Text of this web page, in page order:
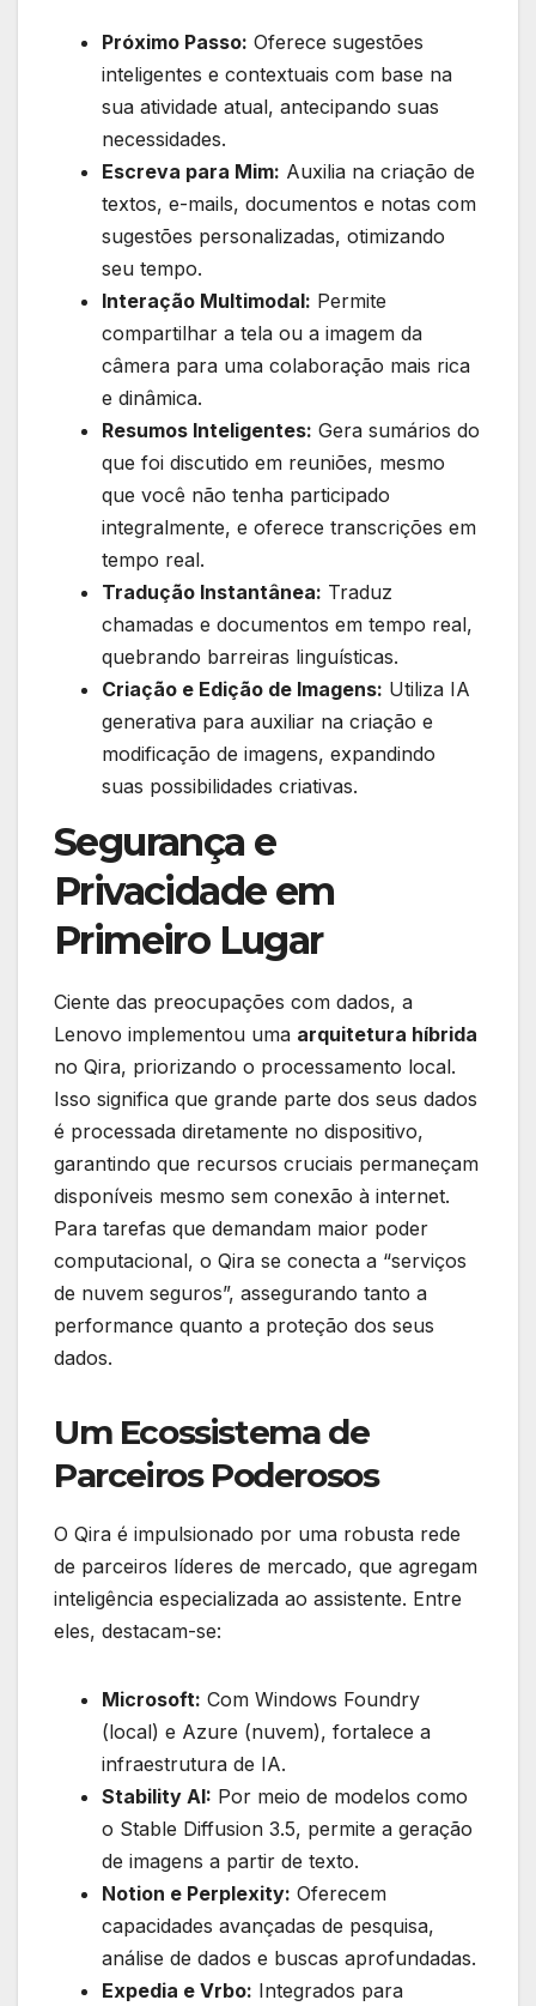
Próximo Passo: Oferece sugestões
inteligentes e contextuais com base na
sua atividade atual, antecipando suas
necessidades.
Escreva para Mim: Auxilia na criação de
textos, e-mails, documentos e notas com
sugestões personalizadas, otimizando
seu tempo.
Interação Multimodal: Permite
compartilhar a tela ou a imagem da
câmera para uma colaboração mais rica
e dinâmica.
Resumos Inteligentes: Gera sumários do
que foi discutido em reuniões, mesmo
que você não tenha participado
integralmente, e oferece transcrições em
tempo real.
Tradução Instantânea: Traduz
chamadas e documentos em tempo real,
quebrando barreiras linguísticas.
Criação e Edição de Imagens: Utiliza IA
generativa para auxiliar na criação e
modificação de imagens, expandindo
suas possibilidades criativas.
Segurança e
Privacidade em
Primeiro Lugar
Ciente das preocupações com dados, a
Lenovo implementou uma arquitetura híbrida
no Qira, priorizando o processamento local.
Isso significa que grande parte dos seus dados
é processada diretamente no dispositivo,
garantindo que recursos cruciais permaneçam
disponíveis mesmo sem conexão à internet.
Para tarefas que demandam maior poder
computacional, o Qira se conecta a “serviços
de nuvem seguros”, assegurando tanto a
performance quanto a proteção dos seus
dados.
Um Ecossistema de
Parceiros Poderosos
O Qira é impulsionado por uma robusta rede
de parceiros líderes de mercado, que agregam
inteligência especializada ao assistente. Entre
eles, destacam-se:
Microsoft: Com Windows Foundry
(local) e Azure (nuvem), fortalece a
infraestrutura de IA.
Stability AI: Por meio de modelos como
o Stable Diffusion 3.5, permite a geração
de imagens a partir de texto.
Notion e Perplexity: Oferecem
capacidades avançadas de pesquisa,
análise de dados e buscas aprofundadas.
Expedia e Vrbo: Integrados para